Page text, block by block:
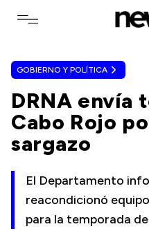
Toggle navigation menu
GOBIERNO Y POLÍTICA
DRNA envía
Cabo Rojo
sargazo
El Departamento
reacondicionó
para la temporada